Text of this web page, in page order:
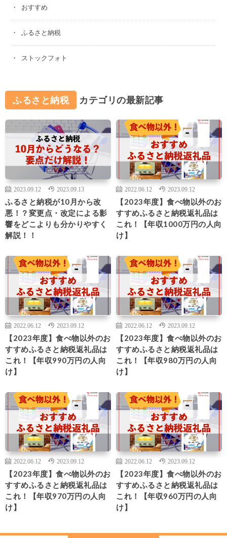
おすすめ
ふるさと納税
ストックフォト
ふるさと納税 カテゴリの最新記事
2023.09.12 2023.09.13
ふるさと納税が10月から改
悪！？変更点・改定による影
響をどこよりも分かりやすく
解説！！
2022.06.12 2023.09.12
【2023年度】食べ物以外のお
すすめふるさと納税返礼品は
これ！【年収1000万円の人向
け】
2022.06.12 2023.09.12
【2023年度】食べ物以外のお
すすめふるさと納税返礼品は
これ！【年収990万円の人向
け】
2022.06.12 2023.09.12
【2023年度】食べ物以外のお
すすめふるさと納税返礼品は
これ！【年収980万円の人向
け】
2022.06.12 2023.09.12
【2023年度】食べ物以外のお
すすめふるさと納税返礼品は
これ！【年収970万円の人向
け】
2022.06.12 2023.09.12
【2023年度】食べ物以外のお
すすめふるさと納税返礼品は
これ！【年収960万円の人向
け】